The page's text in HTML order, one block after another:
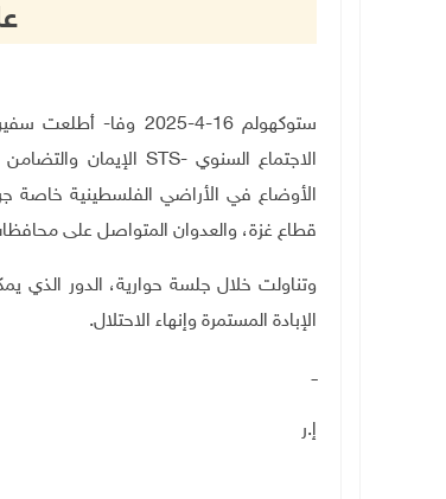
ستوكهولم 16-4-
الاجتماع السنوي STS- الإيمان
الأوضاع في الأراضي الفلسطينية خاصة
قطاع غزة، والعدوان المتواصل على
وتناولت خلال جلسة حوارية، الدور الذي
الإبادة المستمرة وإنهاء الاحتلال.
ــ
إ.ر